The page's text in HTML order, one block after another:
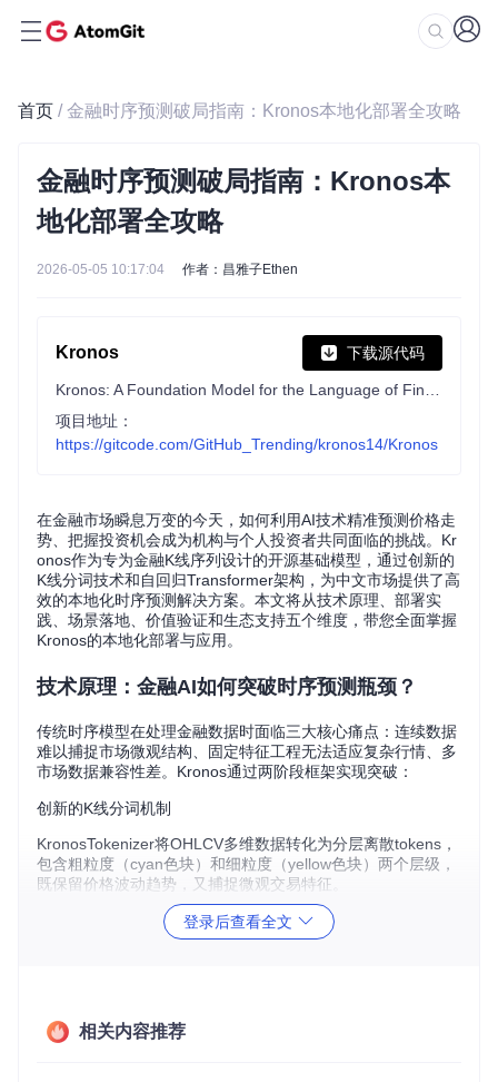
首页 / 金融时序预测破局指南：Kronos本地化部署全攻略
金融时序预测破局指南：Kronos本
地化部署全攻略
2026-05-05 10:17:04 作者：昌雅子Ethen
Kronos 下载源代码
项目地址：
https://gitcode.com/GitHub_Trending/kronos14/Kronos
在金融市场瞬息万变的今天，如何利用AI技术精准预测价格走
势、把握投资机会成为机构与个人投资者共同面临的挑战。Kr
onos作为专为金融K线序列设计的开源基础模型，通过创新的
K线分词技术和自回归Transformer架构，为中文市场提供了高
效的本地化时序预测解决方案。本文将从技术原理、部署实
践、场景落地、价值验证和生态支持五个维度，带您全面掌握
Kronos的本地化部署与应用。
技术原理：金融AI如何突破时序预测瓶颈？
传统时序模型在处理金融数据时面临三大核心痛点：连续数据
难以捕捉市场微观结构、固定特征工程无法适应复杂行情、多
市场数据兼容性差。Kronos通过两阶段框架实现突破：
创新的K线分词机制
KronosTokenizer将OHLCV多维数据转化为分层离散tokens，
包含粗粒度（cyan色块）和细粒度（yellow色块）两个层级，
既保留价格波动趋势，又捕捉微观交易特征。
登录后查看全文
相关内容推荐